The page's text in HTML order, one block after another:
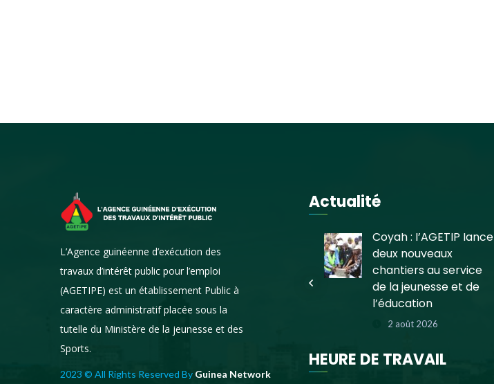
L’Agence guinéenne d’exécution des
travaux d’intérêt public pour l’emploi
(AGETIPE) est un établissement Public à
caractère administratif placée sous la
tutelle du Ministère de la jeunesse et des
Sports.
2023 © All Rights Reserved By Guinea Network
Actualité
sur l’opération de
curage et
d’assainissement
portée par l’AGETIPE
6 septembre 2025
Coyah : l’AGETIP lance
deux nouveaux
chantiers au service
de la jeunesse et de
l’éducation
2 août 2026
HEURE DE TRAVAIL